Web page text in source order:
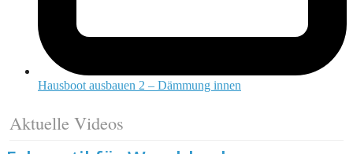
Hausboot ausbauen 2 – Dämmung innen
Aktuelle Videos